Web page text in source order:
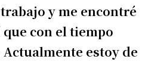
y me encontré
con el tiempo
estoy de